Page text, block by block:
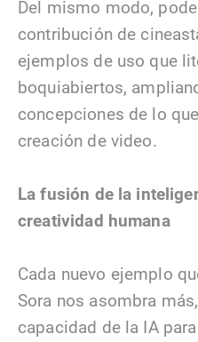
Del mismo modo,
contribución de
ejemplos de uso que
boquiabiertos,
concepciones de lo
creación de video.
La fusión de la
creatividad humana
Cada nuevo ejemplo
Sora nos asombra
capacidad de la IA